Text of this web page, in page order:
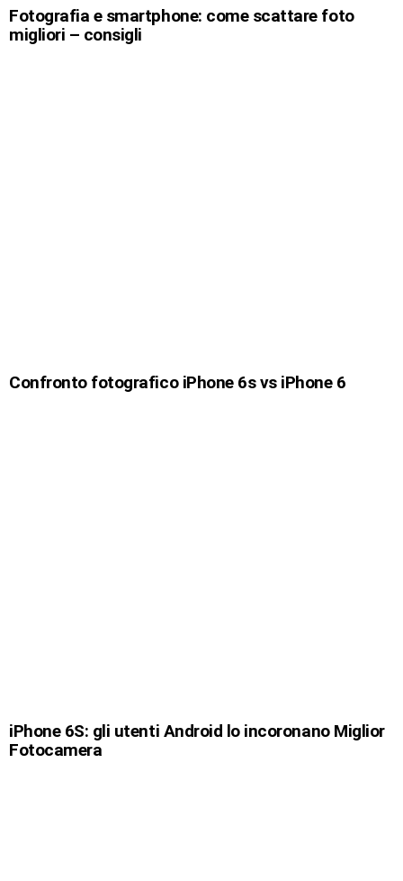
Fotografia e smartphone: come scattare foto
migliori – consigli
Confronto fotografico iPhone 6s vs iPhone 6
iPhone 6S: gli utenti Android lo incoronano Miglior
Fotocamera